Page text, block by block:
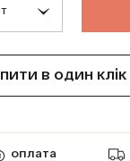
в один клік
оплата